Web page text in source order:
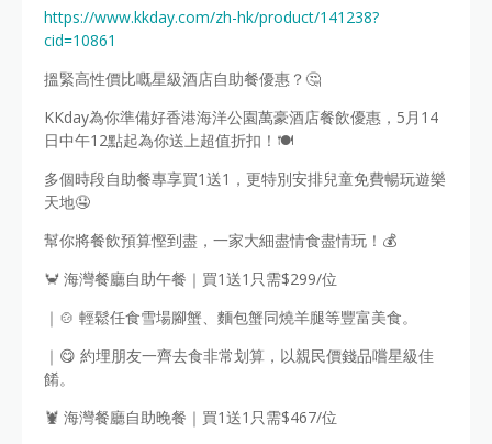
https://www.kkday.com/zh-hk/product/141238?
cid=10861
搵緊高性價比嘅星級酒店自助餐優惠？🤔
KKday為你準備好香港海洋公園萬豪酒店餐飲優惠，5月14
日中午12點起為你送上超值折扣！🍽️
多個時段自助餐專享買1送1，更特別安排兒童免費暢玩遊樂
天地🤤
幫你將餐飲預算慳到盡，一家大細盡情食盡情玩！💰
🦀 海灣餐廳自助午餐｜買1送1只需$299/位
｜🍲 輕鬆任食雪場腳蟹、麵包蟹同燒羊腿等豐富美食。
｜😋 約埋朋友一齊去食非常划算，以親民價錢品嚐星級佳
餚。
🦞 海灣餐廳自助晚餐｜買1送1只需$467/位